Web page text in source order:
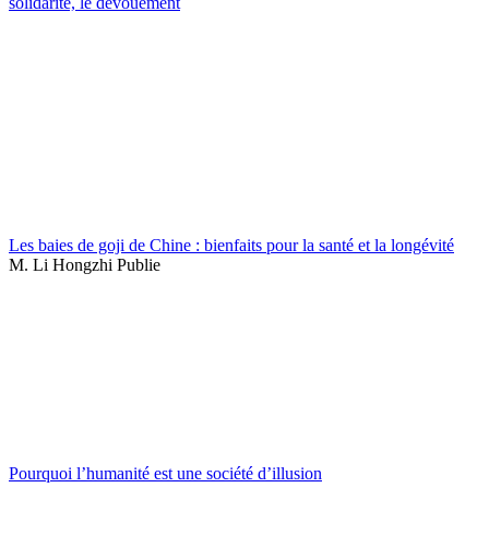
Les baies de goji de Chine : bienfaits pour la santé et la longévité
M. Li Hongzhi Publie
Pourquoi l’humanité est une société d’illusion